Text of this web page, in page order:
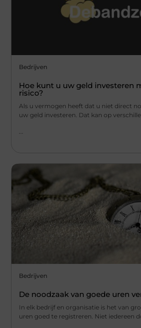
Bedrijven
Hoe kunt u uw geld investeren
risico?
Als u vermogen heeft dat u niet direct
uw geld investeren. Dat kan op
Bedrijven
De noodzaak van goede uren
In elk bedrijf en organisatie is het van
uren goed te registreren. Niet iedereen